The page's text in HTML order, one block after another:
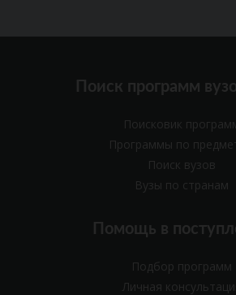
Поиск программ
Поисковик
Программы по
Поиск вузов
Вузы по странам
Помощь в
Подбор программ
Личная